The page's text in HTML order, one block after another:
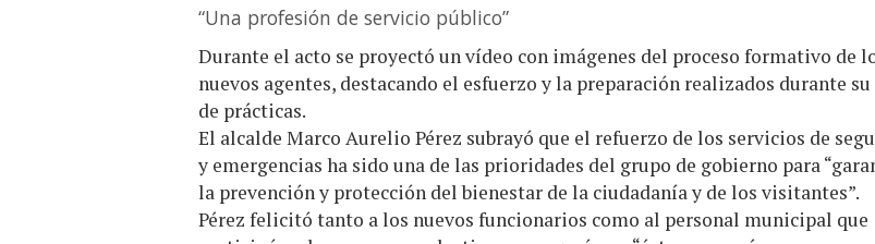
“Una profesión de servicio público”
Durante el acto se proyectó un vídeo con imágenes del proceso formativo de
nuevos agentes, destacando el esfuerzo y la preparación realizados durante
de prácticas.
El alcalde Marco Aurelio Pérez subrayó que el refuerzo de los servicios de
y emergencias ha sido una de las prioridades del grupo de gobierno para
la prevención y protección del bienestar de la ciudadanía y de los visitantes”.
Pérez felicitó tanto a los nuevos funcionarios como al personal municipal que